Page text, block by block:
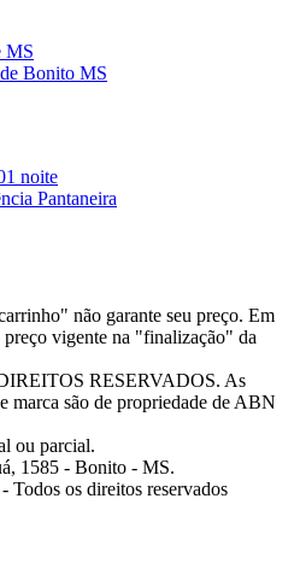
MS
Bonito MS
noite
Pantaneira
não garante seu preço. Em
preço vigente na "finalização" da
RESERVADOS. As
marca são de propriedade de ABN
ou parcial.
1585 - Bonito - MS.
os direitos reservados